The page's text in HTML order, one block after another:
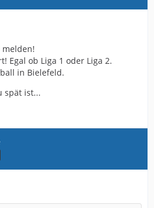
Egal ob Liga 1 oder Liga 2.
in Bielefeld.
spät ist...